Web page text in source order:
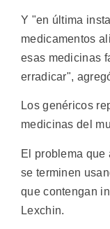
Y "en última
medicamentos
esas medicinas
erradicar",
Los genéricos
medicinas del
El problema
se terminen
que contengan
Lexchin.